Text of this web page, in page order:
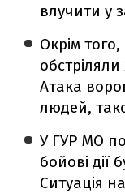
влучити у
Окрім того,
Атака
людей,
У ГУР МО
бойові дії
Ситуація